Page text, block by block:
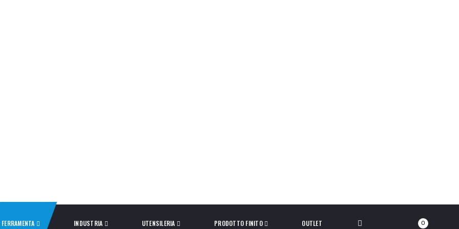
FERRAMENTA INDUSTRIA UTENSILERIA PRODOTTO FINITO OUTLET 0